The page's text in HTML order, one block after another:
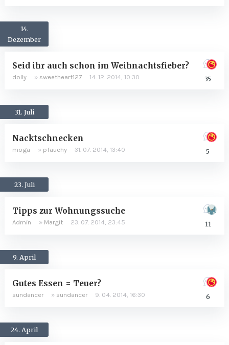
14.
Dezember
35
Seid ihr auch schon im Weihnachtsfieber?
dolly » sweetheart127 14. 12. 2014, 10:30
31. Juli
5
Nacktschnecken
moga » pfauchy 31. 07. 2014, 13:40
23. Juli
11
Tipps zur Wohnungssuche
Admin » Margit 23. 07. 2014, 23:45
9. April
6
Gutes Essen = Teuer?
sundancer » sundancer 9. 04. 2014, 16:30
24. April